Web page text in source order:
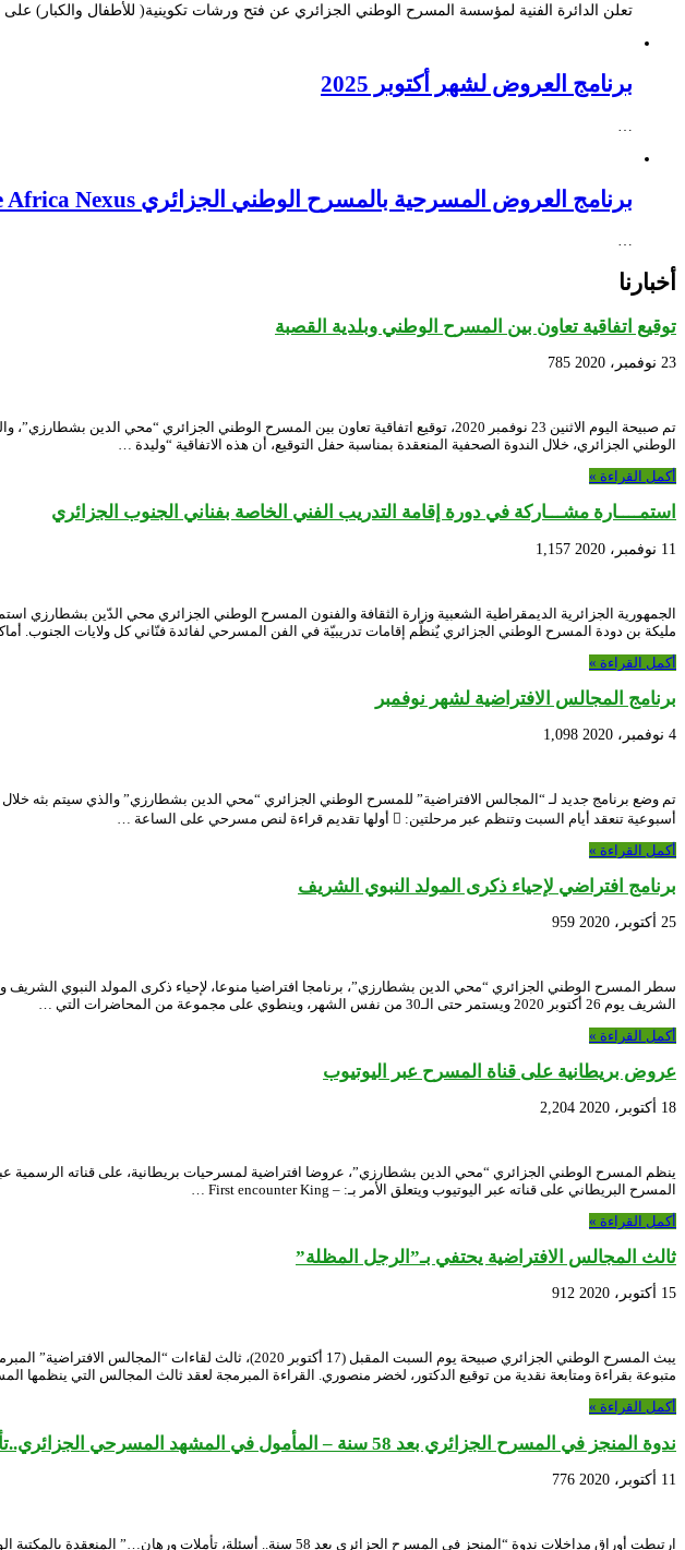
تعلن الدائرة الفنية لمؤسسة المسرح الوطني الجزائري عن فتح ورشات تكوينية( للأطفال والكبار) على
برنامج العروض لشهر أكتوبر 2025
برنامج العروض المسرحية بالمسرح الوطني الجزائري CANEX – Creative Africa Nexus في إطار
…
أخبارنا
توقيع اتفاقية تعاون بين المسرح الوطني وبلدية القصبة
23 نوفمبر، 2020 785
تم صبيحة اليوم الاثنين 23 نوفمبر 2020، توقيع اتفاقية تعاون بين المسرح الوطني
الوطني الجزائري، خلال الندوة الصحفية المنعقدة بمناسبة حفل التوقيع، أن هذه الاتفاقية “وليدة …
أكمل القراءة »
استمــــارة مشـــاركة في دورة إقامة التدريب الفني الخاصة بفناني الجنوب الجزائري
11 نوفمبر، 2020 1,157
الجمهورية الجزائرية الديمقراطية الشعبية وزارة الثقافة والفنون المسرح الوطني الجزائري محي الدّين بشطارزي
مليكة بن دودة المسرح الوطني الجزائري يٌنظّم إقامات تدريبيّة في الفن المسرحي لفائدة فنّاني كل ولايات الجنوب.
أكمل القراءة »
برنامج المجالس الافتراضية لشهر نوفمبر
4 نوفمبر، 2020 1,098
أسبوعية تنعقد أيام السبت وتنظم عبر مرحلتين:  أولها تقديم قراءة لنص مسرحي على الساعة …
أكمل القراءة »
برنامج افتراضي لإحياء ذكرى المولد النبوي الشريف
25 أكتوبر، 2020 959
سطر المسرح الوطني الجزائري “محي الدين بشطارزي”، برنامجا افتراضيا منوعا، لإحياء ذكرى المولد النبوي
الشريف يوم 26 أكتوبر 2020 ويستمر حتى الـ30 من نفس الشهر، وينطوي على مجموعة من المحاضرات التي …
أكمل القراءة »
عروض بريطانية على قناة المسرح عبر اليوتيوب
18 أكتوبر، 2020 2,204
المسرح البريطاني على قناته عبر اليوتيوب ويتعلق الأمر بـ: – First encounter King …
أكمل القراءة »
ثالث المجالس الافتراضية يحتفي بـ”الرجل المظلة”
15 أكتوبر، 2020 912
يبث المسرح الوطني الجزائري صبيحة يوم السبت المقبل (17
متبوعة بقراءة ومتابعة نقدية من توقيع الدكتور، لخضر منصوري. القراءة المبرمجة لعقد ثالث المجالس التي ينظمها
أكمل القراءة »
ندوة المنجز في المسرح الجزائري بعد 58 سنة – المأمول في المشهد المسرحي الجزائري..تأمُّلات، قِراءة وحُلول
11 أكتوبر، 2020 776